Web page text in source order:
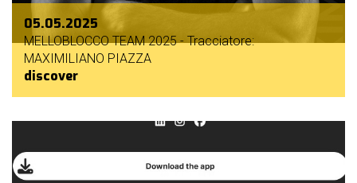
05.05.2025
MELLOBLOCCO TEAM 2025 - Tracciatore:
MAXIMILIANO PIAZZA
discover